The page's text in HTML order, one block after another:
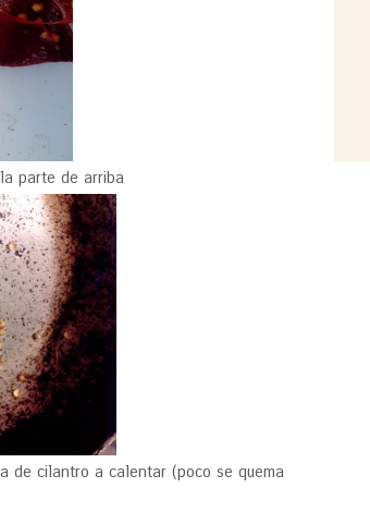
parte de arriba
de cilantro a calentar (poco se quema